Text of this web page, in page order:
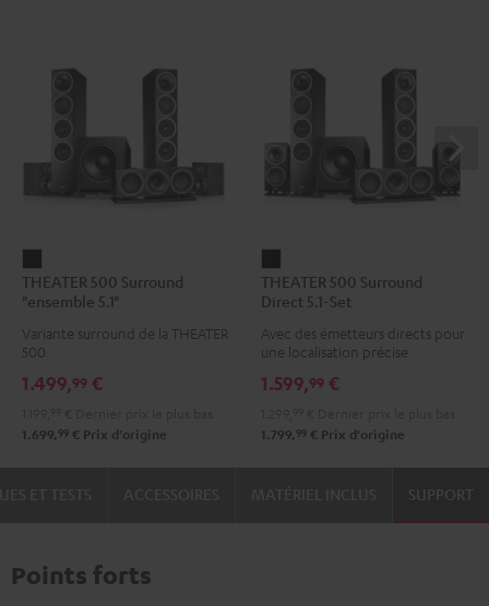
500
Surround
"ensemble
Noir
THEATER 500 Surround
"ensemble 5.1"
Variante surround de la THEATER
500
1.499,99 €
1.699, 99 € Prix d'origine
500
Surround
Direct
Set
THEATER 500 Surround
Direct 5.1-Set
Avec des émetteurs directs pour
une localisation précise
1.599,99 €
1.799, 99 € Prix d'origine
SUPPORT
Points forts